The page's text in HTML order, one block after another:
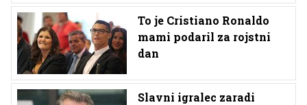
To je Cristiano Ronaldo
mami podaril za rojstni
dan
Slavni igralec zaradi